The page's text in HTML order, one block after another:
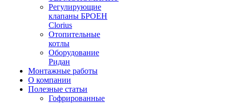
Регулирующие
клапаны БРОЕН
Clorius
Отопительные
котлы
Оборудование
Ридан
Монтажные работы
О компании
Полезные статьи
Гофрированные